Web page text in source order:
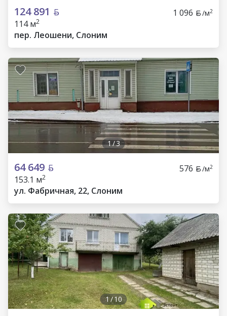
124 891 1 096 /м2
114 м2
пер. Леошени, Слоним
1/3
64 649 576 /м2
153.1 м2
ул. Фабричная, 22, Слоним
1/10